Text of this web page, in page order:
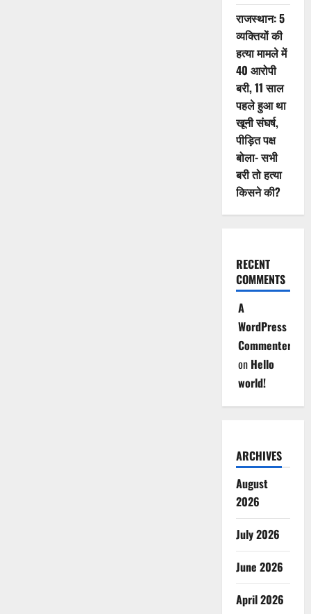
राजस्थान: 5
व्यक्तियों की
हत्या मामले में
40 आरोपी
बरी, 11 साल
पहले हुआ था
खूनी संघर्ष,
पीड़ित पक्ष
बोला- सभी
बरी तो हत्या
किसने की?
RECENT
COMMENTS
A
WordPress
Commenter
on Hello
world!
ARCHIVES
August
2026
July 2026
June 2026
April 2026